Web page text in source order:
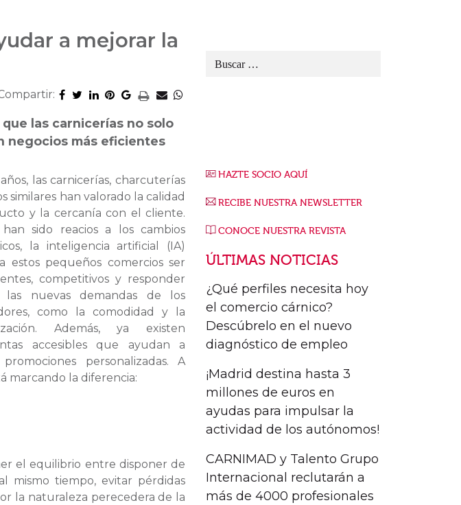
a mejorar la
las carnicerías no solo
negocios más eficientes
las carnicerías, charcuterías
similares han valorado la calidad
y la cercanía con el cliente.
sido reacios a los cambios
la inteligencia artificial (IA)
estos pequeños comercios ser
competitivos y responder
nuevas demandas de los
como la comodidad y la
Además, ya existen
accesibles que ayudan a
personalizadas. A
marcando la diferencia:
el equilibrio entre disponer de
mismo tiempo, evitar pérdidas
la naturaleza perecedera de la
HAZTE SOCIO AQUÍ
RECIBE NUESTRA NEWSLETTER
CONOCE NUESTRA REVISTA
ÚLTIMAS NOTICIAS
¿Qué perfiles necesita hoy
el comercio cárnico?
Descúbrelo en el nuevo
diagnóstico de empleo
¡Madrid destina hasta 3
millones de euros en
ayudas para impulsar la
actividad de los autónomos!
CARNIMAD y Talento Grupo
Internacional reclutarán a
más de 4000 profesionales